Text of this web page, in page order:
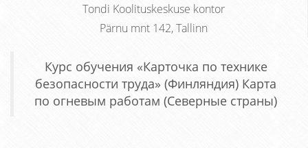
Tondi Koolituskeskuse kontor
Pärnu mnt 142, Tallinn
Курс обучения «Карточка по технике
безопасности труда» (Финляндия) Карта
по огневым работам (Северные страны)